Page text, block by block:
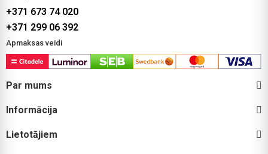
+371 673 74 020
+371 299 06 392
Apmaksas veidi
Par mums
Informācija
Lietotājiem